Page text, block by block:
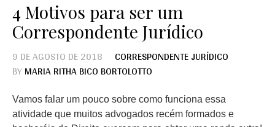
4 Motivos para ser um
Correspondente Jurídico
9 DE AGOSTO DE 2018
CORRESPONDENTE JURÍDICO
BYMARIA RITHA BICO BORTOLOTTO
Vamos falar um pouco sobre como funciona essa
atividade que muitos advogados recém formados e